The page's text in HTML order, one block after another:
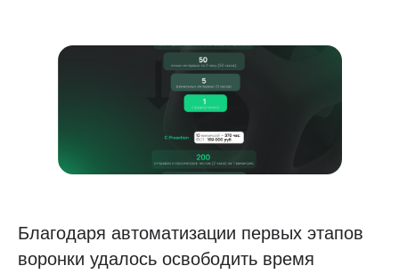
Благодаря автоматизации первых этапов
воронки удалось освободить время